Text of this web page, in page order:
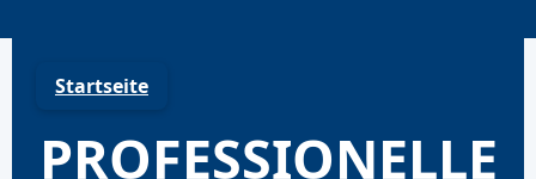
to
Startseite
PROFESSIONELLE